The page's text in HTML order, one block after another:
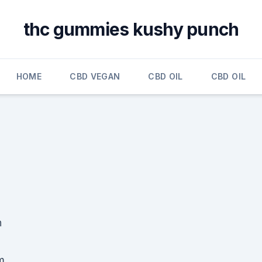
thc gummies kushy punch
HOME CBD VEGAN CBD OIL CBD OIL